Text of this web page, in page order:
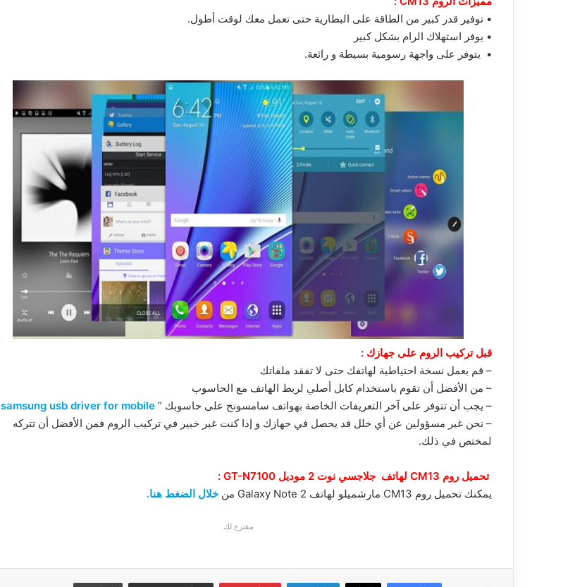
• توفير قدر كبير من الطاقة على البطارية حتى تعمل معك لوقت أطول.
• يوفر استهلاك الرام بشكل كبير
• يتوفر على واجهة رسومية بسيطة و رائعة.
قبل تركيب الروم على جهازك :
– قم بعمل نسخة احتياطية لهاتفك حتى لا تفقد ملفاتك
– من الأفضل أن تقوم باستخدام كابل أصلي لربط الهاتف مع الحاسوب
– يجب أن تتوفر على آخر التعريفات الخاصة بهواتف سامسونج على حاسوبك ” samsung usb driver for mobile
– نحن غير مسؤولين عن أي خلل قد يحصل في جهازك و إذا كنت غير خبير في تركيب الروم فمن الأفضل أن تتركه
لمختص في ذلك.
تحميل روم CM13 لهاتف جلاجسي نوت 2 موديل GT-N7100 :
يمكنك تحميل روم CM13 مارشميلو لهاتف Galaxy Note 2 من
خلال الضغط هنا.
مقترح لك